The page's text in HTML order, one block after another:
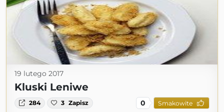
19 lutego 2017
Kluski Leniwe
284 3 Zapisz 0 Smakowite